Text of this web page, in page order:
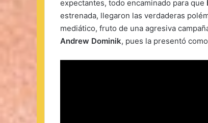
expectantes, todo encaminado para que
estrenada, llegaron las verdaderas
mediático, fruto de una agresiva
Andrew Dominik, pues la presentó